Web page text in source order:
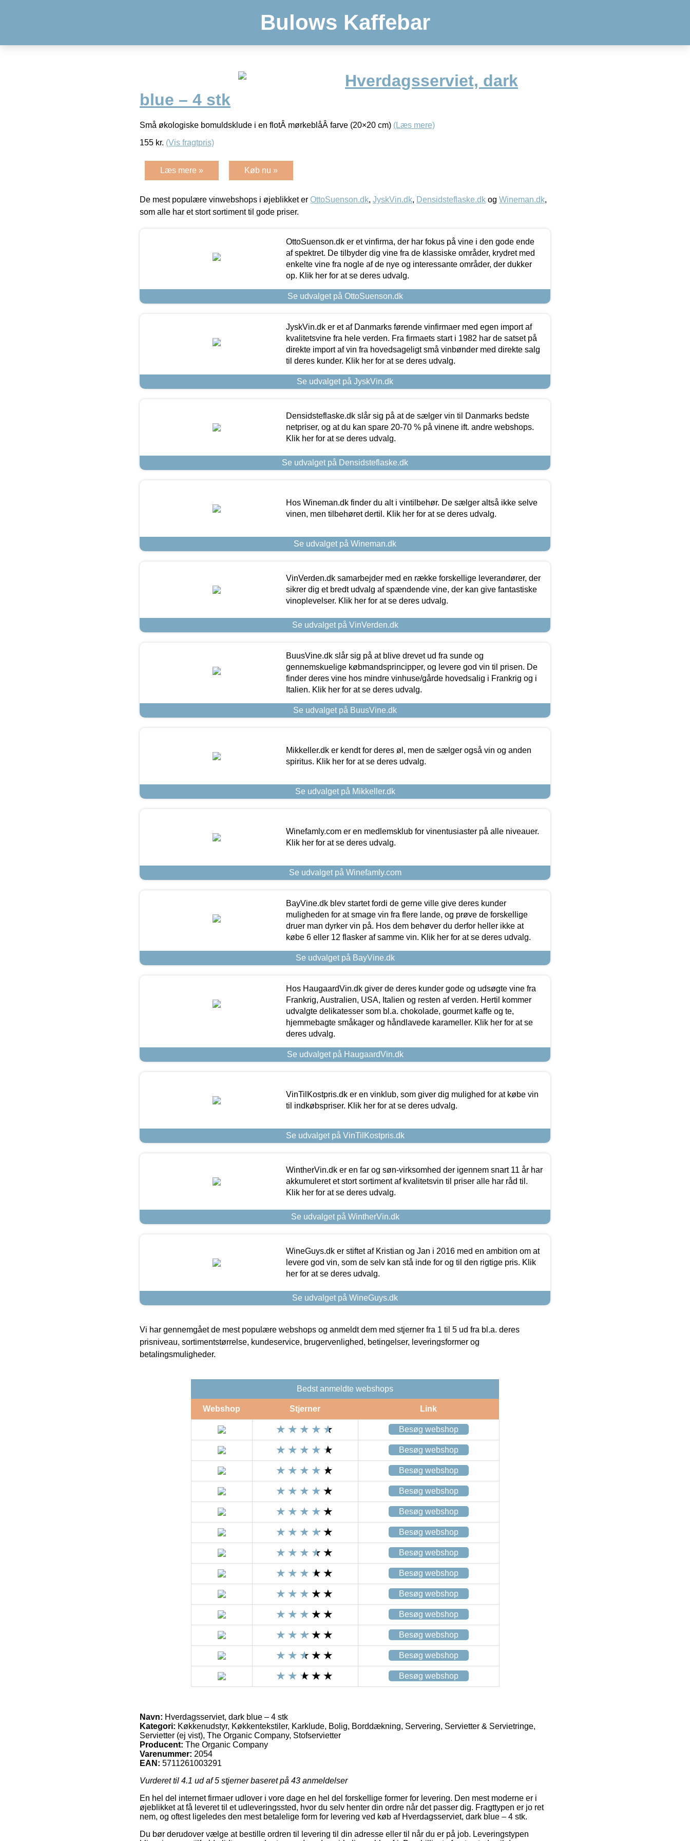
Bulows Kaffebar
Hverdagsserviet, dark
blue – 4 stk
Små økologiske bomuldsklude i en flotÂ mørkeblåÂ farve (20×20 cm) (Læs mere)
155 kr. (Vis fragtpris)
Læs mere » Køb nu »
De mest populære vinwebshops i øjeblikket er OttoSuenson.dk, JyskVin.dk, Densidsteflaske.dk og Wineman.dk,
som alle har et stort sortiment til gode priser.
OttoSuenson.dk er et vinfirma, der har fokus på vine i den gode ende
af spektret. De tilbyder dig vine fra de klassiske områder, krydret med
enkelte vine fra nogle af de nye og interessante områder, der dukker
op. Klik her for at se deres udvalg.
Se udvalget på OttoSuenson.dk
JyskVin.dk er et af Danmarks førende vinfirmaer med egen import af
kvalitetsvine fra hele verden. Fra firmaets start i 1982 har de satset på
direkte import af vin fra hovedsageligt små vinbønder med direkte salg
til deres kunder. Klik her for at se deres udvalg.
Se udvalget på JyskVin.dk
Densidsteflaske.dk slår sig på at de sælger vin til Danmarks bedste
netpriser, og at du kan spare 20-70 % på vinene ift. andre webshops.
Klik her for at se deres udvalg.
Se udvalget på Densidsteflaske.dk
Hos Wineman.dk finder du alt i vintilbehør. De sælger altså ikke selve
vinen, men tilbehøret dertil. Klik her for at se deres udvalg.
Se udvalget på Wineman.dk
VinVerden.dk samarbejder med en række forskellige leverandører, der
sikrer dig et bredt udvalg af spændende vine, der kan give fantastiske
vinoplevelser. Klik her for at se deres udvalg.
Se udvalget på VinVerden.dk
BuusVine.dk slår sig på at blive drevet ud fra sunde og
gennemskuelige købmandsprincipper, og levere god vin til prisen. De
finder deres vine hos mindre vinhuse/gårde hovedsalig i Frankrig og i
Italien. Klik her for at se deres udvalg.
Se udvalget på BuusVine.dk
Mikkeller.dk er kendt for deres øl, men de sælger også vin og anden
spiritus. Klik her for at se deres udvalg.
Se udvalget på Mikkeller.dk
Winefamly.com er en medlemsklub for vinentusiaster på alle niveauer.
Klik her for at se deres udvalg.
Se udvalget på Winefamly.com
BayVine.dk blev startet fordi de gerne ville give deres kunder
muligheden for at smage vin fra flere lande, og prøve de forskellige
druer man dyrker vin på. Hos dem behøver du derfor heller ikke at
købe 6 eller 12 flasker af samme vin. Klik her for at se deres udvalg.
Se udvalget på BayVine.dk
Hos HaugaardVin.dk giver de deres kunder gode og udsøgte vine fra
Frankrig, Australien, USA, Italien og resten af verden. Hertil kommer
udvalgte delikatesser som bl.a. chokolade, gourmet kaffe og te,
hjemmebagte småkager og håndlavede karameller. Klik her for at se
deres udvalg.
Se udvalget på HaugaardVin.dk
VinTilKostpris.dk er en vinklub, som giver dig mulighed for at købe vin
til indkøbspriser. Klik her for at se deres udvalg.
Se udvalget på VinTilKostpris.dk
WintherVin.dk er en far og søn-virksomhed der igennem snart 11 år har
akkumuleret et stort sortiment af kvalitetsvin til priser alle har råd til.
Klik her for at se deres udvalg.
Se udvalget på WintherVin.dk
WineGuys.dk er stiftet af Kristian og Jan i 2016 med en ambition om at
levere god vin, som de selv kan stå inde for og til den rigtige pris. Klik
her for at se deres udvalg.
Se udvalget på WineGuys.dk
Vi har gennemgået de mest populære webshops og anmeldt dem med stjerner fra 1 til 5 ud fra bl.a. deres
prisniveau, sortimentstørrelse, kundeservice, brugervenlighed, betingelser, leveringsformer og
betalingsmuligheder.
Bedst anmeldte webshops
Webshop Stjerner Link
Besøg webshop
Besøg webshop
Besøg webshop
Besøg webshop
Besøg webshop
Besøg webshop
Besøg webshop
Besøg webshop
Besøg webshop
Besøg webshop
Besøg webshop
Besøg webshop
Besøg webshop
Navn: Hverdagsserviet, dark blue – 4 stk
Kategori: Køkkenudstyr, Køkkentekstiler, Karklude, Bolig, Borddækning, Servering, Servietter & Servietringe,
Servietter (ej vist), The Organic Company, Stofservietter
Producent: The Organic Company
Varenummer: 2054
EAN: 5711261003291
Vurderet til 4.1 ud af 5 stjerner baseret på 43 anmeldelser
En hel del internet firmaer udlover i vore dage en hel del forskellige former for levering. Den mest moderne er i
øjeblikket at få leveret til et udleveringssted, hvor du selv henter din ordre når det passer dig. Fragttypen er jo ret
nem, og oftest ligeledes den mest betalelige form for levering ved køb af Hverdagsserviet, dark blue – 4 stk.
Du bør derudover vælge at bestille ordren til levering til din adresse eller til når du er på job. Leveringstypen